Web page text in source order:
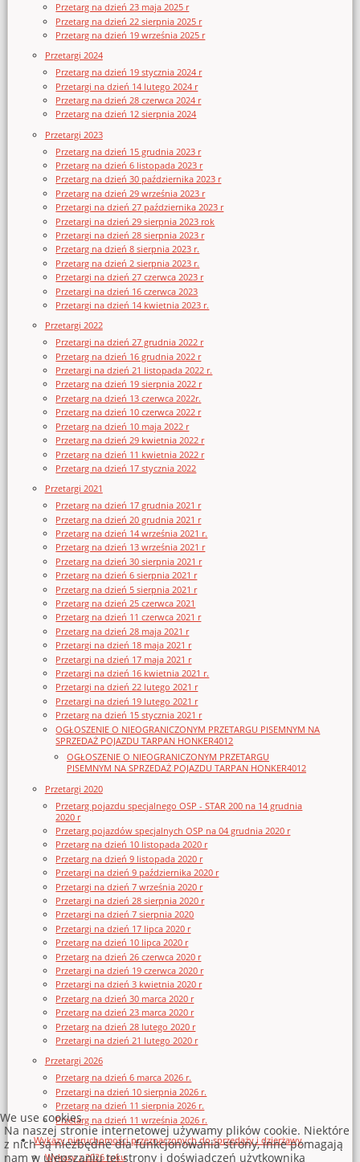
Przetarg na dzień 23 maja 2025 r
Przetarg na dzień 22 sierpnia 2025 r
Przetarg na dzień 19 września 2025 r
Przetargi 2024
Przetarg na dzień 19 stycznia 2024 r
Przetargi na dzień 14 lutego 2024 r
Przetarg na dzień 28 czerwca 2024 r
Przetarg na dzień 12 sierpnia 2024
Przetargi 2023
Przetarg na dzień 15 grudnia 2023 r
Przetarg na dzień 6 listopada 2023 r
Przetarg na dzień 30 października 2023 r
Przetarg na dzień 29 września 2023 r
Przetargi na dzień 27 października 2023 r
Przetargi na dzień 29 sierpnia 2023 rok
Przetargi na dzień 28 sierpnia 2023 r
Przetarg na dzień 8 sierpnia 2023 r.
Przetarg na dzień 2 sierpnia 2023 r.
Przetargi na dzień 27 czerwca 2023 r
Przetargi na dzień 16 czerwca 2023
Przetargi na dzień 14 kwietnia 2023 r.
Przetargi 2022
Przetargi na dzień 27 grudnia 2022 r
Przetarg na dzień 16 grudnia 2022 r
Przetargi na dzień 21 listopada 2022 r.
Przetarg na dzień 19 sierpnia 2022 r
Przetarg na dzień 13 czerwca 2022r.
Przetarg na dzień 10 czerwca 2022 r
Przetarg na dzień 10 maja 2022 r
Przetarg na dzień 29 kwietnia 2022 r
Przetarg na dzień 11 kwietnia 2022 r
Przetarg na dzień 17 stycznia 2022
Przetargi 2021
Przetarg na dzień 17 grudnia 2021 r
Przetarg na dzień 20 grudnia 2021 r
Przetarg na dzień 14 września 2021 r.
Przetarg na dzień 13 września 2021 r
Przetarg na dzień 30 sierpnia 2021 r
Przetarg na dzień 6 sierpnia 2021 r
Przetarg na dzień 5 sierpnia 2021 r
Przetarg na dzień 25 czerwca 2021
Przetarg na dzień 11 czerwca 2021 r
Przetarg na dzień 28 maja 2021 r
Przetargi na dzień 18 maja 2021 r
Przetargi na dzień 17 maja 2021 r
Przetargi na dzień 16 kwietnia 2021 r.
Przetargi na dzień 22 lutego 2021 r
Przetargi na dzień 19 lutego 2021 r
Przetarg na dzień 15 stycznia 2021 r
OGŁOSZENIE O NIEOGRANICZONYM PRZETARGU PISEMNYM NA
SPRZEDAŻ POJAZDU TARPAN HONKER4012
OGŁOSZENIE O NIEOGRANICZONYM PRZETARGU
PISEMNYM NA SPRZEDAŻ POJAZDU TARPAN HONKER4012
Przetargi 2020
Przetarg pojazdu specjalnego OSP - STAR 200 na 14 grudnia
2020 r
Przetarg pojazdów specjalnych OSP na 04 grudnia 2020 r
Przetarg na dzień 10 listopada 2020 r
Przetarg na dzień 9 listopada 2020 r
Przetargi na dzień 9 października 2020 r
Przetargi na dzień 7 września 2020 r
Przetargi na dzień 28 sierpnia 2020 r
Przetargi na dzień 7 sierpnia 2020
Przetargi na dzień 17 lipca 2020 r
Przetarg na dzień 10 lipca 2020 r
Przetarg na dzień 26 czerwca 2020 r
Przetargi na dzień 19 czerwca 2020 r
Przetargi na dzień 3 kwietnia 2020 r
Przetarg na dzień 30 marca 2020 r
Przetarg na dzień 23 marca 2020 r
Przetarg na dzień 28 lutego 2020 r
Przetargi na dzień 21 lutego 2020 r
Przetargi 2026
Przetarg na dzień 6 marca 2026 r.
Przetargi na dzień 10 sierpnia 2026 r.
Przetarg na dzień 11 sierpnia 2026 r.
Przetarg na dzień 11 września 2026 r.
Wykazy nieruchomości przeznaczonych do sprzedaży i dzierżawy
Wykazy z 2026 roku
We use cookies
Na naszej stronie internetowej używamy plików cookie. Niektóre
z nich są niezbędne dla funkcjonowania strony, inne pomagają
nam w ulepszaniu tej strony i doświadczeń użytkownika